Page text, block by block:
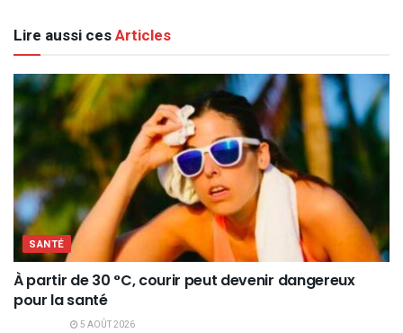
Lire aussi cesArticles
SANTÉ
À partir de 30 °C, courir peut devenir dangereux
pour la santé
5 AOÛT 2026